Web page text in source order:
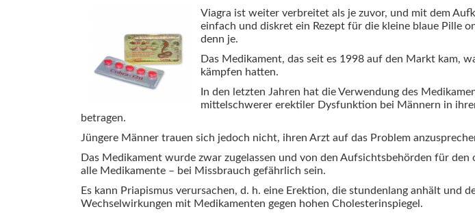
Viagra ist weiter verbreitet als je zuvor, und mit dem
einfach und diskret ein Rezept für die kleine blaue Pille
denn je.
Das Medikament, das seit es 1998 auf den Markt kam,
kämpfen hatten.
In den letzten Jahren hat die Verwendung des
mittelschwerer erektiler Dysfunktion bei Männern in
betragen.
Jüngere Männer trauen sich jedoch nicht, ihren Arzt auf das Problem
Das Medikament wurde zwar zugelassen und von den Aufsichtsbehörden für
alle Medikamente – bei Missbrauch gefährlich sein.
Es kann Priapismus verursachen, d. h. eine Erektion, die stundenlang anhält und
Wechselwirkungen mit Medikamenten gegen hohen Cholesterinspiegel.